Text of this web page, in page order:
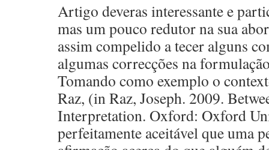
Artigo deveras interessante e
mas um pouco redutor na sua
assim compelido a tecer alguns
algumas correcções na
Tomando como exemplo o
Raz, (in Raz, Joseph. 2009.
Interpretation. Oxford: Oxford
perfeitamente aceitável que uma